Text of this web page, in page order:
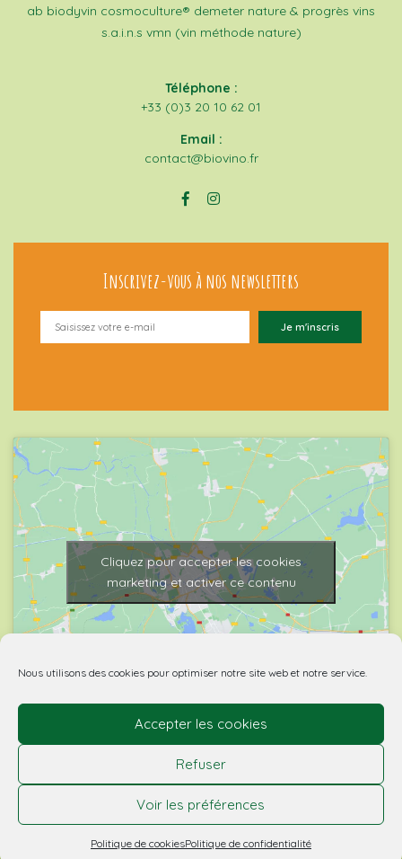
Nous utilisons des cookies pour optimiser notre site web et notre service.
Accepter les cookies
Refuser
Voir les préférences
Politique de cookiesPolitique de confidentialité
ab biodyvin cosmoculture® demeter nature & progrès vins
s.a.i.n.s vmn (vin méthode nature)
Téléphone :
+33 (0)3 20 10 62 01
Email :
contact@biovino.fr
Inscrivez-vous à nos newsletters
Cliquez pour accepter les cookies
marketing et activer ce contenu
© 2026 Biovino | made with by Agence Spritz.
L’abus d’alcool est dangereux pour la santé. À boire
avec modération - la vente d’alcool est interdite aux
mineurs.